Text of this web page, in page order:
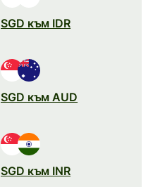
SGD към IDR
SGD към AUD
SGD към INR